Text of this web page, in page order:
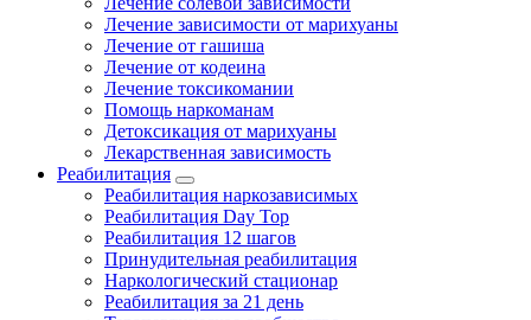
Лечение зависимости от марихуаны
Лечение от гашиша
Лечение от кодеина
Лечение токсикомании
Помощь наркоманам
Детоксикация от марихуаны
Лекарственная зависимость
Реабилитация
Реабилитация наркозависимых
Реабилитация Day Top
Реабилитация 12 шагов
Принудительная реабилитация
Наркологический стационар
Реабилитация за 21 день